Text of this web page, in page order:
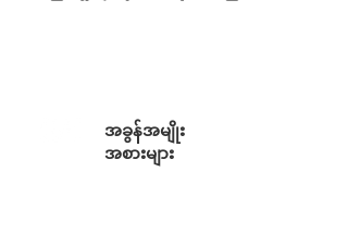
အခွန်အမျိုး
အစားများ